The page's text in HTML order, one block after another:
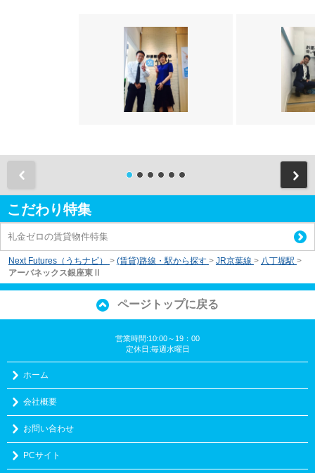
こだわり特集
礼金ゼロの賃貸物件特集
Next Futures（うちナビ） > (賃貸)路線・駅から探す > JR京葉線 > 八丁堀駅 >
アーバネックス銀座東Ⅱ
ページトップに戻る
営業時間:10:00～19：00
定休日:毎週水曜日
ホーム
会社概要
お問い合わせ
PCサイト